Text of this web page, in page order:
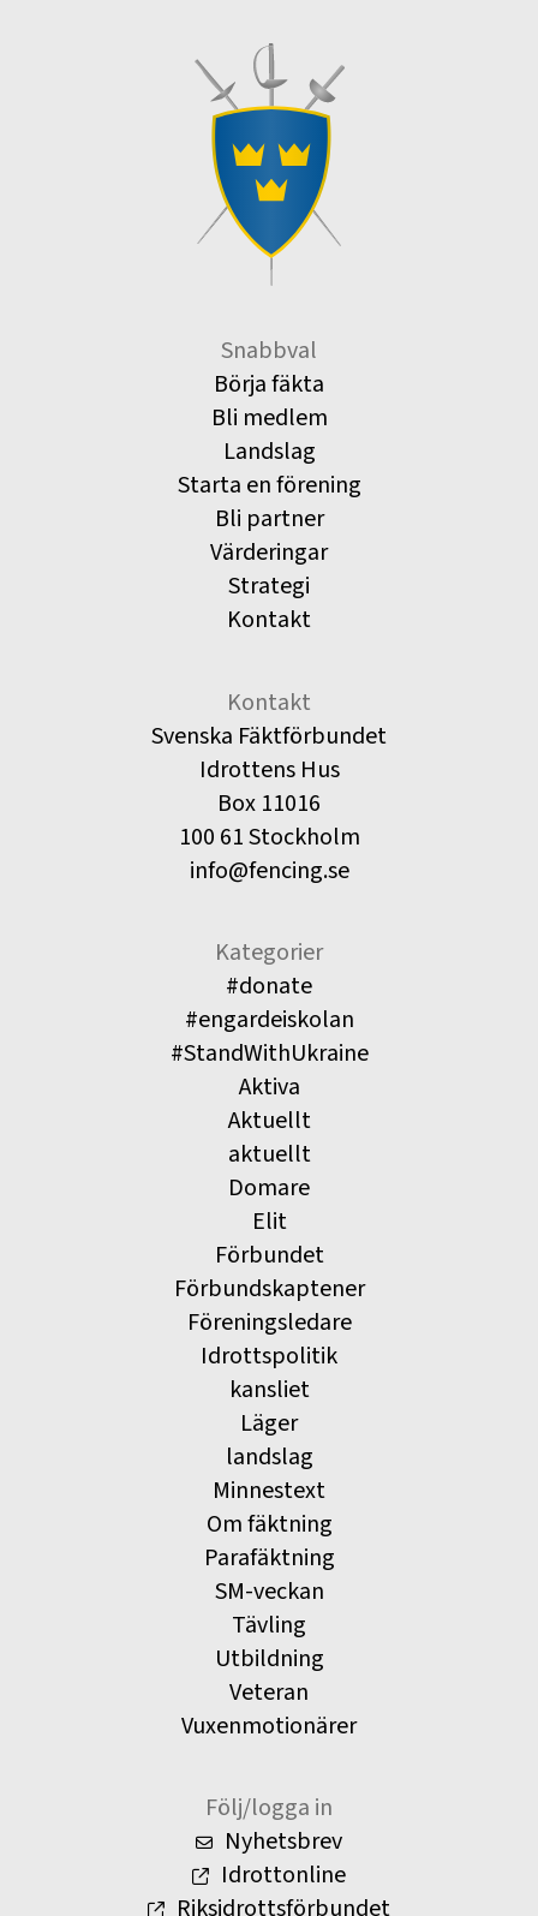
Snabbval
Börja fäkta
Bli medlem
Landslag
Starta en förening
Bli partner
Värderingar
Strategi
Kontakt
Kontakt
Svenska Fäktförbundet
Idrottens Hus
Box 11016
100 61 Stockholm
info@fencing.se
Kategorier
#donate
#engardeiskolan
#StandWithUkraine
Aktiva
Aktuellt
aktuellt
Domare
Elit
Förbundet
Förbundskaptener
Föreningsledare
Idrottspolitik
kansliet
Läger
landslag
Minnestext
Om fäktning
Parafäktning
SM-veckan
Tävling
Utbildning
Veteran
Vuxenmotionärer
Följ/logga in
Nyhetsbrev
Idrottonline
Riksidrottsförbundet